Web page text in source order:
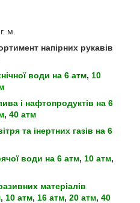
м.
напірних рукавів
води на 6 атм, 10
і нафтопродуктів на 6
, 40 атм
та інертних газів на 6
води на 6 атм, 10 атм,
матеріалів
, 10 атм, 16 атм, 20 атм, 40